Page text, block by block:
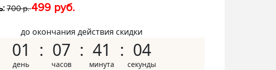
700 р.499 руб.
до окончания действия скидки
01 07 41 03